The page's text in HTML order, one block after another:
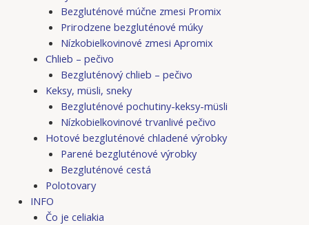
Bezgluténové múčne zmesi Promix
Prirodzene bezgluténové múky
Nízkobielkovinové zmesi Apromix
Chlieb – pečivo
Bezgluténový chlieb – pečivo
Keksy, müsli, sneky
Bezgluténové pochutiny-keksy-müsli
Nízkobielkovinové trvanlivé pečivo
Hotové bezgluténové chladené výrobky
Parené bezgluténové výrobky
Bezgluténové cestá
Polotovary
INFO
Čo je celiakia